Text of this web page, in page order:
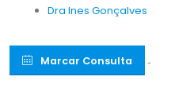
Dra Ines Gonçalves
Marcar Consulta ´